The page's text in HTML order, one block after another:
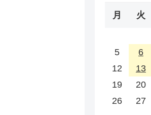
月 火
5
6
12
13
19
20
26
27